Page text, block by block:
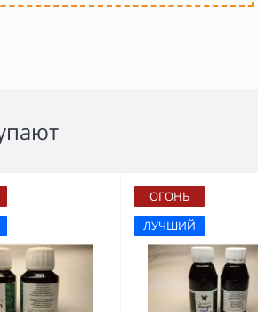
ОГОНЬ
ЛУЧШИЙ